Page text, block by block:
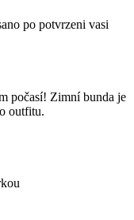
po potvrzeni vasi
počasí! Zimní bunda je
outfitu.